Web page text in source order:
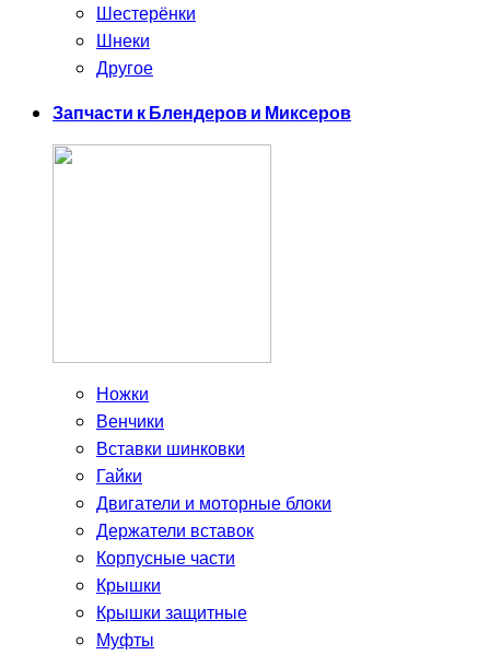
Шестерёнки
Шнеки
Другое
Запчасти к Блендеров и Миксеров
Ножки
Венчики
Вставки шинковки
Гайки
Двигатели и моторные блоки
Держатели вставок
Корпусные части
Крышки
Крышки защитные
Муфты